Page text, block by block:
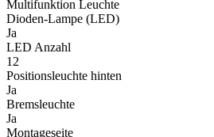
Multifunktion Leuchte
Dioden-Lampe (LED)
Ja
LED Anzahl
12
Positionsleuchte hinten
Ja
Bremsleuchte
Ja
Montageseite